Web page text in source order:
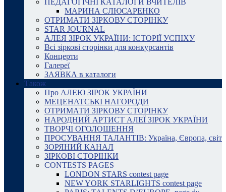
ПЕДАГОГІЧНІ КАТАЛОГИ ВЧИТЕЛІВ
МАРИНА СЛЮСАРЕНКО
ОТРИМАТИ ЗІРКОВУ СТОРІНКУ
STAR JOURNAL
АЛЕЯ ЗІРОК УКРАЇНИ: ІСТОРІЇ УСПІХУ
Всі зіркові сторінки для конкурсантів
Концерти
Галереї
ЗАЯВКА в каталоги
Також
Про АЛЕЮ ЗІРОК УКРАЇНИ
МЕЦЕНАТСЬКІ НАГОРОДИ
ОТРИМАТИ ЗІРКОВУ СТОРІНКУ
НАРОДНИЙ АРТИСТ АЛЕЇ ЗІРОК УКРАЇНИ
ТВОРЧІ ОГОЛОШЕННЯ
ПРОСУВАННЯ ТАЛАНТІВ: Україна, Європа, світ
ЗОРЯНИЙ КАНАЛ
ЗІРКОВІ СТОРІНКИ
CONTESTS PAGES
LONDON STARS contest page
NEW YORK STARLIGHTS contest page